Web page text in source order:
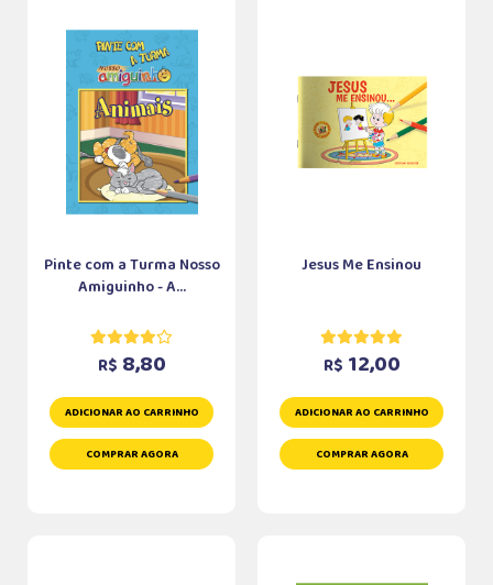
Pinte com a Turma Nosso
Amiguinho - A...
R$ 8,80
ADICIONAR AO CARRINHO
COMPRAR AGORA
Jesus Me Ensinou
R$ 12,00
ADICIONAR AO CARRINHO
COMPRAR AGORA